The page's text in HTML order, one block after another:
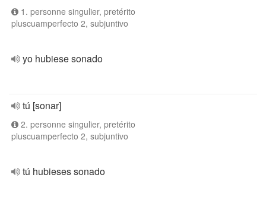
1. personne singulier, pretérito
pluscuamperfecto 2, subjuntivo
yo hubiese sonado
tú [sonar]
2. personne singulier, pretérito
pluscuamperfecto 2, subjuntivo
tú hubieses sonado